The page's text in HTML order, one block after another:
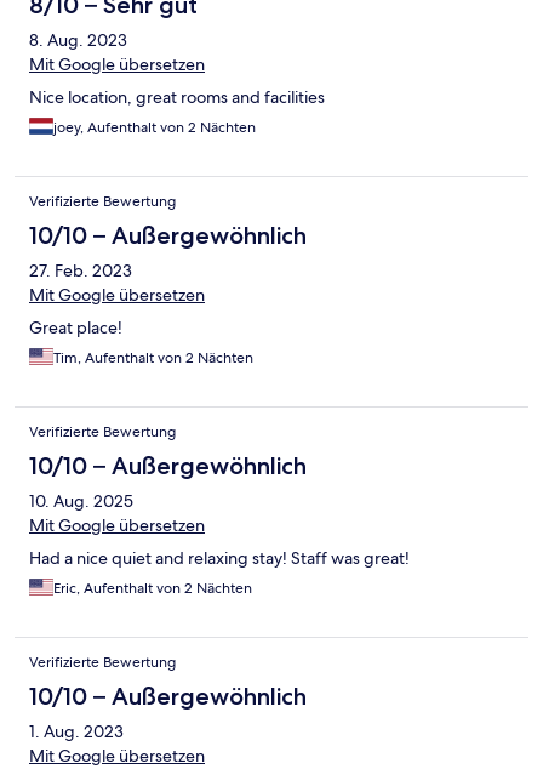
8. Aug. 2023
Mit Google übersetzen
Nice location, great rooms and facilities
joey, Aufenthalt von 2 Nächten
Verifizierte Bewertung
10/10 – Außergewöhnlich
27. Feb. 2023
Mit Google übersetzen
Great place!
Tim, Aufenthalt von 2 Nächten
Verifizierte Bewertung
10/10 – Außergewöhnlich
10. Aug. 2025
Mit Google übersetzen
Had a nice quiet and relaxing stay! Staff was great!
Eric, Aufenthalt von 2 Nächten
Verifizierte Bewertung
10/10 – Außergewöhnlich
1. Aug. 2023
Mit Google übersetzen